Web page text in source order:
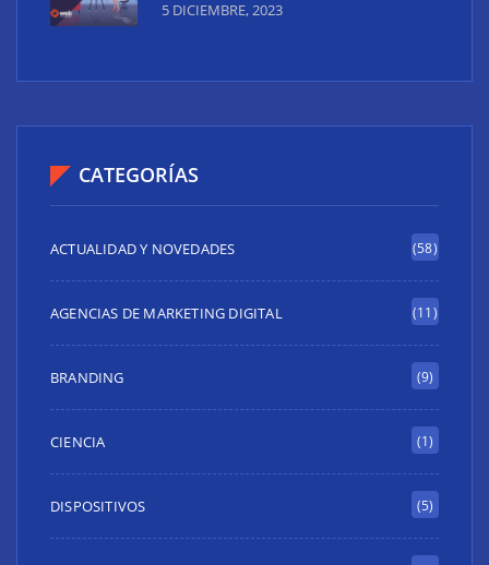
5 DICIEMBRE, 2023
CATEGORÍAS
ACTUALIDAD Y NOVEDADES (58)
AGENCIAS DE MARKETING DIGITAL (11)
BRANDING (9)
CIENCIA (1)
DISPOSITIVOS (5)